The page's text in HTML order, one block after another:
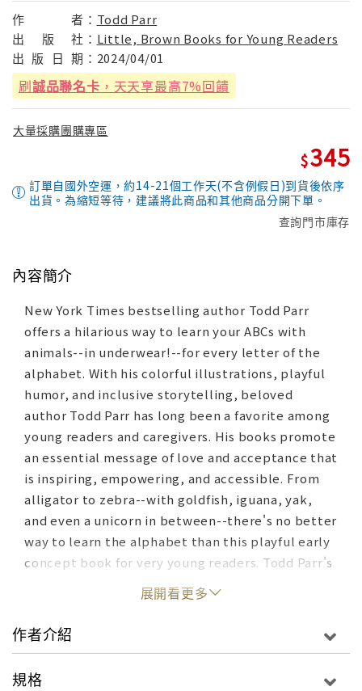
作 者： Todd Parr
出
版 社： Little, Brown Books for Young Readers
出 版 日 期： 2024/04/01
刷誠品聯名卡 ，天天享最高7%回饋
大量採購團購專區
345
訂單自國外空運，約14-21個工作天(不含例假日)到貨後依序
出貨。為縮短等待，建議將此商品和其他商品分開下單。
查詢門市庫存
內容簡介
New York Times bestselling author Todd Parr
offers a hilarious way to learn your ABCs with
animals--in underwear!--for every letter of the
alphabet. With his colorful illustrations, playful
humor, and inclusive storytelling, beloved
author Todd Parr has long been a favorite among
young readers and caregivers. His books promote
an essential message of love and acceptance that
is inspiring, empowering, and accessible. From
alligator to zebra--with goldfish, iguana, yak,
and even a unicorn in between--there's no better
way to learn the alphabet than this playful early
concept book for very young readers. Todd Parr's
signature bold colors and kid-friendly
illustrations showcase an array of animals in all
kinds of silly underwear styles, making ABCs tons
of fun for toddlers and their caregivers.
展開看更多
作者介紹
規格